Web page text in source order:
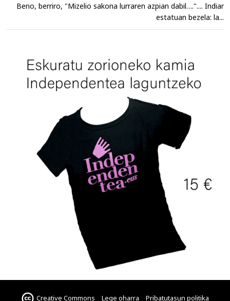
Beno, berriro, "Mizelio sakona lurraren azpian dabil….".... Indiar
estatuan bezela: la...
Creative Commons Lege oharra Pribatutasun politika